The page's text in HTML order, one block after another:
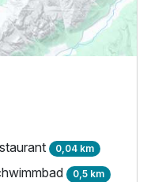
0,04 km
0,5 km